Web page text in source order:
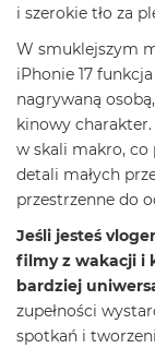
6
G
B
M
a
B
o
o
A
i
r
5
1
2
i szerokie tło za
W smuklejszym
iPhonie 17
nagrywaną
kinowy
w skali makro, co
detali małych
przestrzenne do
Jeśli jesteś
filmy z wakacji i
bardziej
zupełności
spotkań i